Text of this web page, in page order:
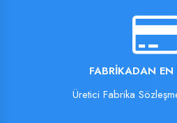
FABRIKADAN
Üretici Fabrika